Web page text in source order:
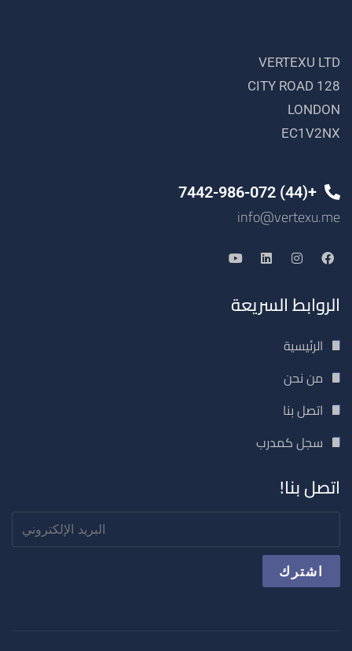
VERTEXU LTD
128 CITY ROAD
LONDON
EC1V2NX
+(44) 7442-986-072
info@vertexu.me
الروابط السريعة
الرئيسية
من نحن
اتصل بنا
سجل كمدرب
اتصل بنا!